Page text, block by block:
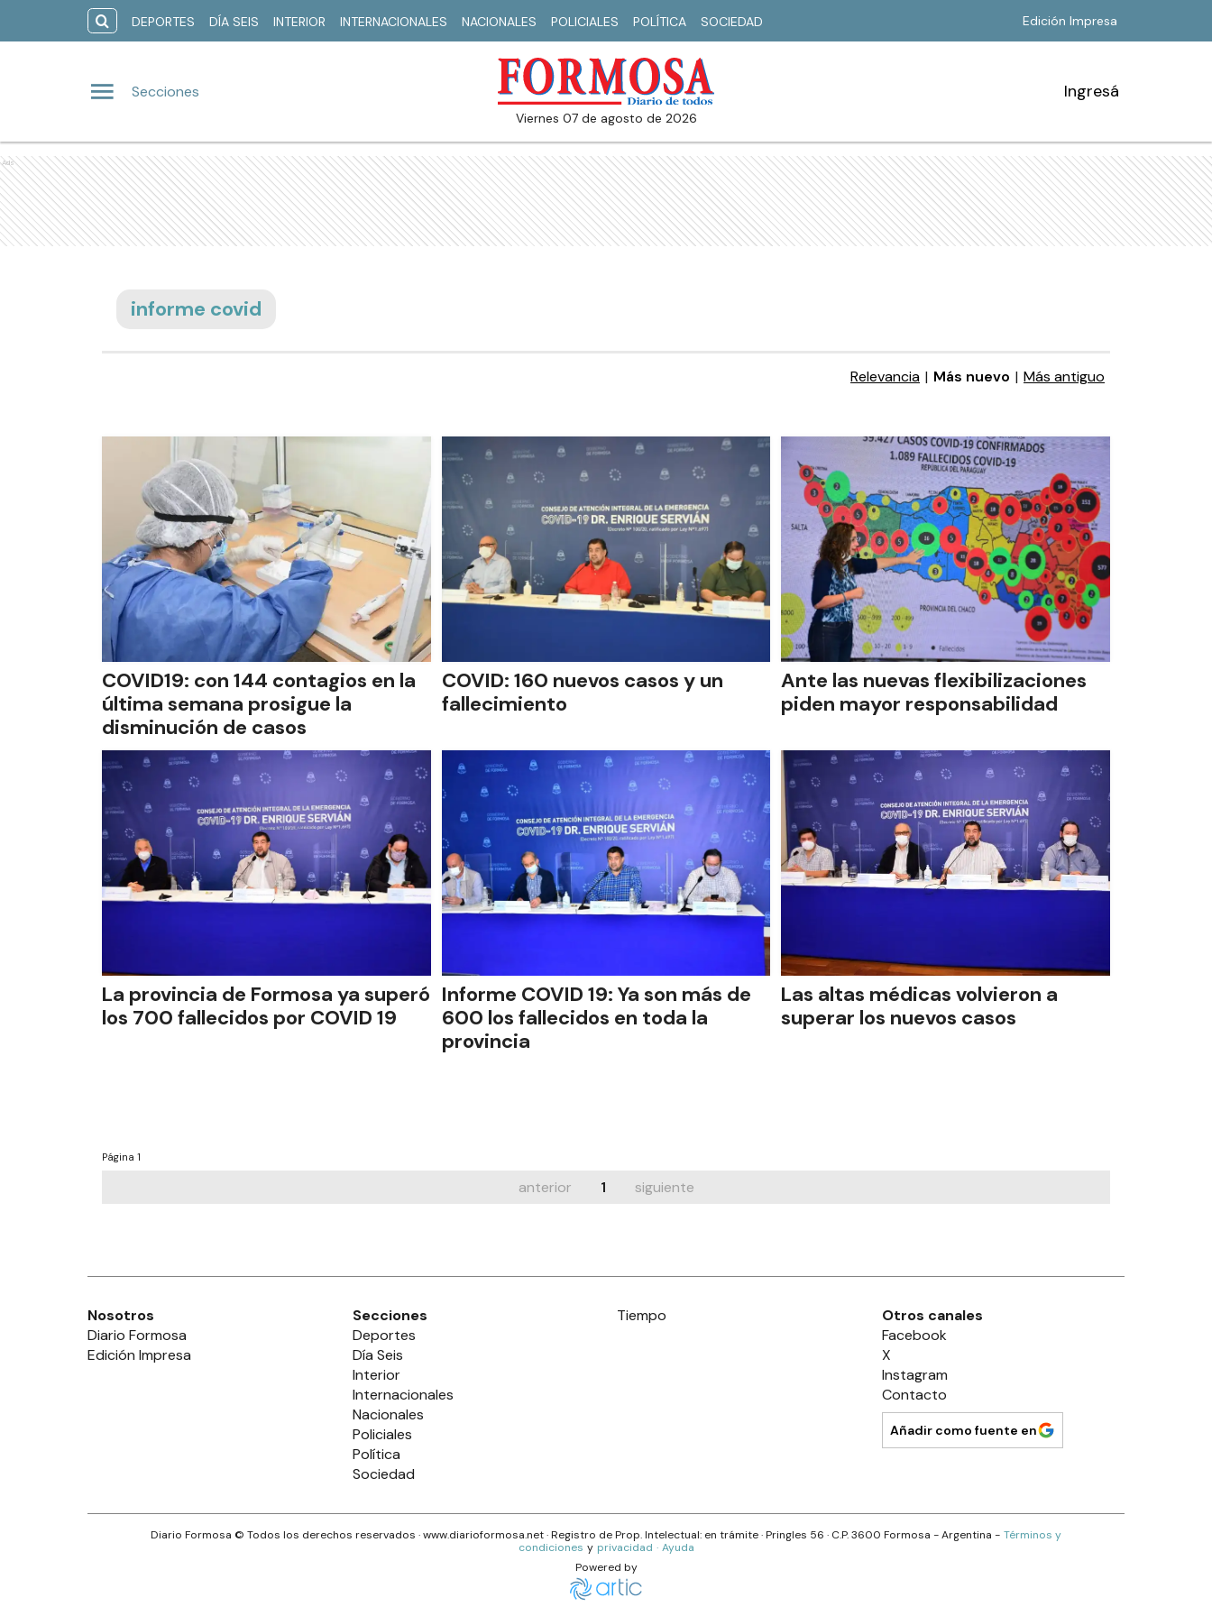
DEPORTES DÍA SEIS INTERIOR INTERNACIONALES NACIONALES POLICIALES POLÍTICA SOCIEDAD Edición Impresa
Secciones
viernes 07 de agosto de 2026
Ingresá
Ads
informe covid
Relevancia | Más nuevo | Más antiguo
COVID19: con 144 contagios en la
última semana prosigue la
disminución de casos
COVID: 160 nuevos casos y un
fallecimiento
Ante las nuevas flexibilizaciones
piden mayor responsabilidad
La provincia de Formosa ya superó
los 700 fallecidos por COVID 19
Informe COVID 19: Ya son más de
600 los fallecidos en toda la
provincia
Las altas médicas volvieron a
superar los nuevos casos
Página 1
anterior 1 siguiente
Nosotros
Diario Formosa
Edición Impresa
Secciones
Deportes
Día Seis
Interior
Internacionales
Nacionales
Policiales
Política
Sociedad
Tiempo
Otros canales
Facebook
X
Instagram
Contacto
Añadir como fuente en
Diario Formosa © Todos los derechos reservados · www.diarioformosa.net· Registro de Prop. Intelectual: en trámite ·Pringles 56 · C.P.3600 Formosa - Argentina - Términos y
condiciones y privacidad · Ayuda
Powered by